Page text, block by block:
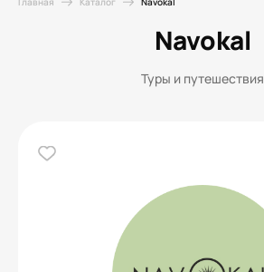
Navokal
Туры и путешествия